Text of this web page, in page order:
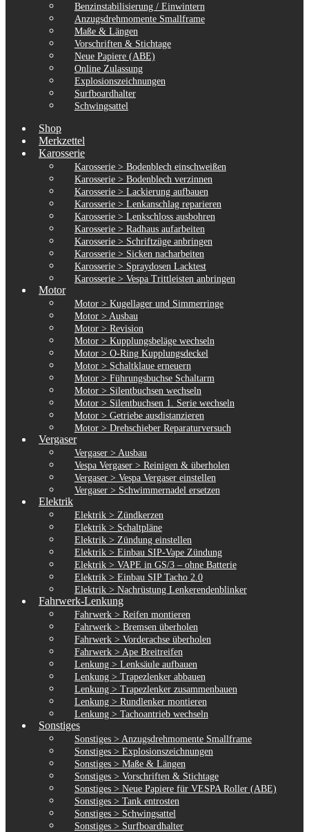
Benzinstabilisierung / Einwintern
Anzugsdrehmomente Smallframe
Maße & Längen
Vorschriften & Stichtage
Neue Papiere (ABE)
Online Zulassung
Explosionszeichnungen
Surfboardhalter
Schwingsattel
Shop
Merkzettel
Karosserie
Karosserie > Bodenblech einschweißen
Karosserie > Bodenblech verzinnen
Karosserie > Lackierung aufbauen
Karosserie > Lenkanschlag reparieren
Karosserie > Lenkschloss ausbohren
Karosserie > Radhaus aufarbeiten
Karosserie > Schriftzüge anbringen
Karosserie > Sicken nacharbeiten
Karosserie > Spraydosen Lacktest
Karosserie > Vespa Trittleisten anbringen
Motor
Motor > Kugellager und Simmerringe
Motor > Ausbau
Motor > Revision
Motor > Kupplungsbeläge wechseln
Motor > O-Ring Kupplungsdeckel
Motor > Schaltklaue erneuern
Motor > Führungsbuchse Schaltarm
Motor > Silentbuchsen wechseln
Motor > Silentbuchsen 1. Serie wechseln
Motor > Getriebe ausdistanzieren
Motor > Drehschieber Reparaturversuch
Vergaser
Vergaser > Ausbau
Vespa Vergaser > Reinigen & überholen
Vergaser > Vespa Vergaser einstellen
Vergaser > Schwimmernadel ersetzen
Elektrik
Elektrik > Zündkerzen
Elektrik > Schaltpläne
Elektrik > Zündung einstellen
Elektrik > Einbau SIP-Vape Zündung
Elektrik > VAPE in GS/3 – ohne Batterie
Elektrik > Einbau SIP Tacho 2.0
Elektrik > Nachrüstung Lenkerendenblinker
Fahrwerk-Lenkung
Fahrwerk > Reifen montieren
Fahrwerk > Bremsen überholen
Fahrwerk > Vorderachse überholen
Fahrwerk > Ape Breitreifen
Lenkung > Lenksäule aufbauen
Lenkung > Trapezlenker abbauen
Lenkung > Trapezlenker zusammenbauen
Lenkung > Rundlenker montieren
Lenkung > Tachoantrieb wechseln
Sonstiges
Sonstiges > Anzugsdrehmomente Smallframe
Sonstiges > Explosionszeichnungen
Sonstiges > Maße & Längen
Sonstiges > Vorschriften & Stichtage
Sonstiges > Neue Papiere für VESPA Roller (ABE)
Sonstiges > Tank entrosten
Sonstiges > Schwingsattel
Sonstiges > Surfboardhalter